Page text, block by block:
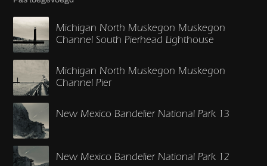
Michigan North Muskegon Muskegon
Channel South Pierhead Lighthouse
Michigan North Muskegon Muskegon
Channel Pier
New Mexico Bandelier National Park 13
New Mexico Bandelier National Park 12